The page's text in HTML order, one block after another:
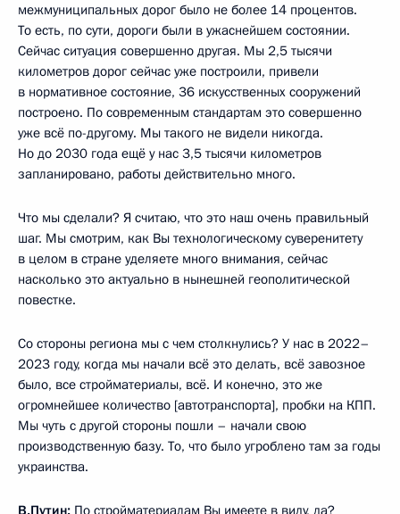
межмуниципальных дорог было не более 14 процентов.
То есть, по сути, дороги были в ужаснейшем состоянии.
Сейчас ситуация совершенно другая. Мы 2,5 тысячи
километров дорог сейчас уже построили, привели
в нормативное состояние, 36 искусственных сооружений
построено. По современным стандартам это совершенно
уже всё по-другому. Мы такого не видели никогда.
Но до 2030 года ещё у нас 3,5 тысячи километров
запланировано, работы действительно много.
Что мы сделали? Я считаю, что это наш очень правильный
шаг. Мы смотрим, как Вы технологическому суверенитету
в целом в стране уделяете много внимания, сейчас
насколько это актуально в нынешней геополитической
повестке.
Со стороны региона мы с чем столкнулись? У нас в 2022–
2023 году, когда мы начали всё это делать, всё завозное
было, все стройматериалы, всё. И конечно, это же
огромнейшее количество [автотранспорта], пробки на КПП.
Мы чуть с другой стороны пошли – начали свою
производственную базу. То, что было угроблено там за годы
украинства.